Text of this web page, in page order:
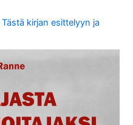
Tästä kirjan esittelyyn ja